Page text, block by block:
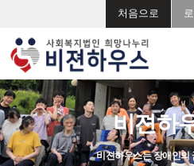
처음으로
비젼하
비젼하우스는 장애인의